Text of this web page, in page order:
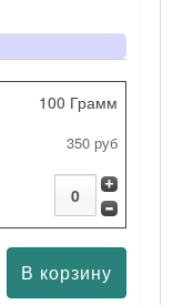
100 Грамм
350 руб